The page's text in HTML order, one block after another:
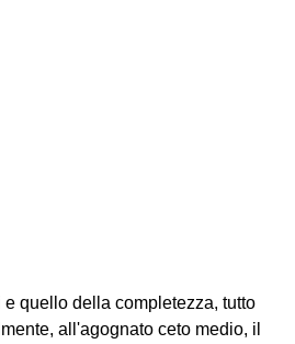
quello della completezza, tutto
all'agognato ceto medio, il